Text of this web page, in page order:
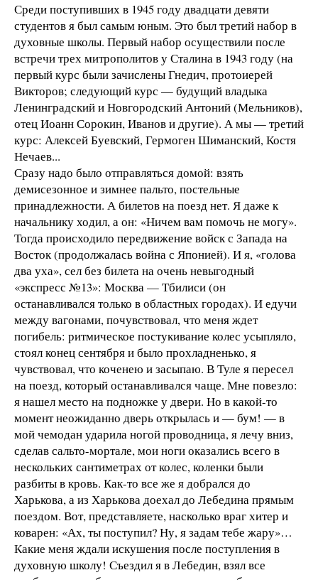
Среди поступивших в 1945 году двадцати девяти
студентов я был самым юным. Это был третий набор в
духовные школы. Первый набор осуществили после
встречи трех митрополитов у Сталина в 1943 году (на
первый курс были зачислены Гнедич, протоиерей
Викторов; следующий курс — будущий владыка
Ленинградский и Новгородский Антоний (Мельников),
отец Иоанн Сорокин, Иванов и другие). А мы — третий
курс: Алексей Буевский, Гермоген Шиманский, Костя
Нечаев...
Сразу надо было отправляться домой: взять
демисезонное и зимнее пальто, постельные
принадлежности. А билетов на поезд нет. Я даже к
начальнику ходил, а он: «Ничем вам помочь не могу».
Тогда происходило передвижение войск с Запада на
Восток (продолжалась война с Японией). И я, «голова
два уха», сел без билета на очень невыгодный
«экспресс №13»: Москва — Тбилиси (он
останавливался только в областных городах). И едучи
между вагонами, почувствовал, что меня ждет
погибель: ритмическое постукивание колес усыпляло,
стоял конец сентября и было прохладненько, я
чувствовал, что коченею и засыпаю. В Туле я пересел
на поезд, который останавливался чаще. Мне повезло:
я нашел место на подножке у двери. Но в какой-то
момент неожиданно дверь открылась и — бум! — в
мой чемодан ударила ногой проводница, я лечу вниз,
сделав сальто-мортале, мои ноги оказались всего в
нескольких сантиметрах от колес, коленки были
разбиты в кровь. Как-то все же я добрался до
Харькова, а из Харькова доехал до Лебедина прямым
поездом. Вот, представляете, насколько враг хитер и
коварен: «Ах, ты поступил? Ну, я задам тебе жару»…
Какие меня ждали искушения после поступления в
духовную школу! Съездил я в Лебедин, взял все